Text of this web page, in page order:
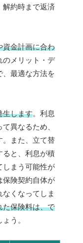
解約時まで返済
資金計画に合わ
のメリット・デ
、最適な方法を
生します。利息
異なるため、
。また、立て替
ると、利息が積
しまう可能性が
保険契約自体が
くなってしま
た保険料は、で
う。